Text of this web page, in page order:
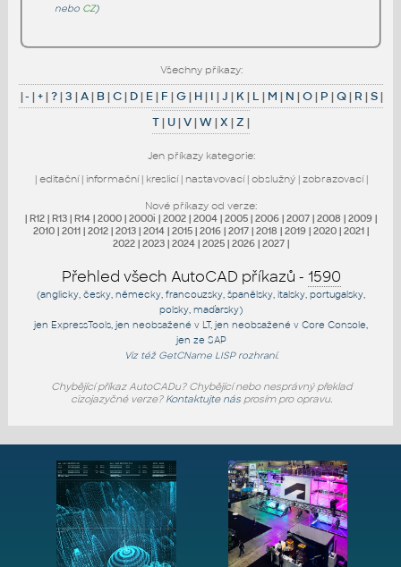
nebo CZ)
Všechny příkazy:
|- |+|?|3 |A| B|C| D| E| F |G| H| I |J | K| L | M | N |O| P |Q| R |S|
T| U|V|W|X |Z |
Jen příkazy kategorie:
| editační| informační| kreslicí| nastavovací| obslužný| zobrazovací|
Nové příkazy od verze:
| R12 | R13 | R14 | 2000 | 2000i | 2002 | 2004 | 2005 | 2006 | 2007 | 2008 | 2009 |
2010 | 2011 | 2012 | 2013 | 2014 | 2015 | 2016 | 2017 | 2018 | 2019 | 2020 | 2021 |
2022 | 2023 | 2024 | 2025 | 2026 | 2027 |
Přehled všech AutoCAD příkazů - 1590
(anglicky, česky, německy, francouzsky, španělsky, italsky, portugalsky,
polsky, maďarsky)
jen ExpressTools , jen neobsažené v LT, jen neobsažené v Core Console
jen ze SAP
Viz též GetCNameLISP rozhraní.
Chybějící příkaz AutoCADu? Chybějící nebo nesprávný překlad
cizojazyčné verze? Kontaktujte násprosím pro opravu.